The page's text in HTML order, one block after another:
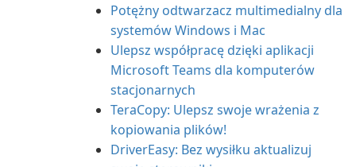
Potężny odtwarzacz multimedialny dla
systemów Windows i Mac
Ulepsz współpracę dzięki aplikacji
Microsoft Teams dla komputerów
stacjonarnych
TeraCopy: Ulepsz swoje wrażenia z
kopiowania plików!
DriverEasy: Bez wysiłku aktualizuj